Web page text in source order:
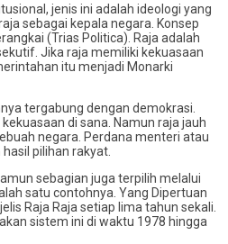
jenis ini adalah ideologi yang
sebagai kepala negara. Konsep
(Trias Politica). Raja adalah
Jika raja memiliki kekuasaan
itu menjadi Monarki
tergabung dengan demokrasi.
di sana. Namun raja jauh
negara. Perdana menteri atau
pilihan rakyat.
sebagian juga terpilih melalui
satu contohnya. Yang Dipertuan
Raja Raja setiap lima tahun sekali.
sistem ini di waktu 1978 hingga